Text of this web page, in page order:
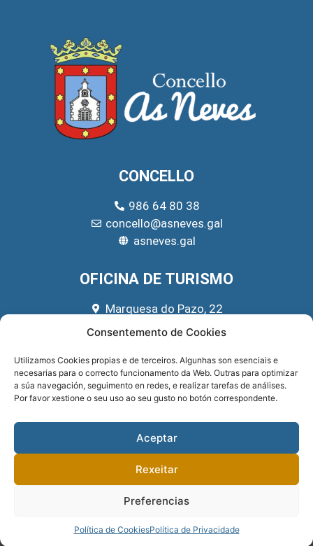
Consentemento de Cookies
Utilizamos Cookies propias e de terceiros. Algunhas son esenciais e
necesarias para o correcto funcionamento da Web. Outras para optimizar
a súa navegación, seguimento en redes, e realizar tarefas de análises.
Por favor xestione o seu uso ao seu gusto no botón correspondente.
Aceptar
Rexeitar
Preferencias
Política de CookiesPolítica de Privacidade
CONCELLO
986 64 80 38
concello@asneves.gal
asneves.gal
OFICINA DE TURISMO
Marquesa do Pazo, 22
666 39 45 65
REDES SOCIAIS
DEPUTACIÓN DE PONTEVEDRA .PRIVACIDADE